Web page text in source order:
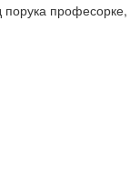
порука професорке,